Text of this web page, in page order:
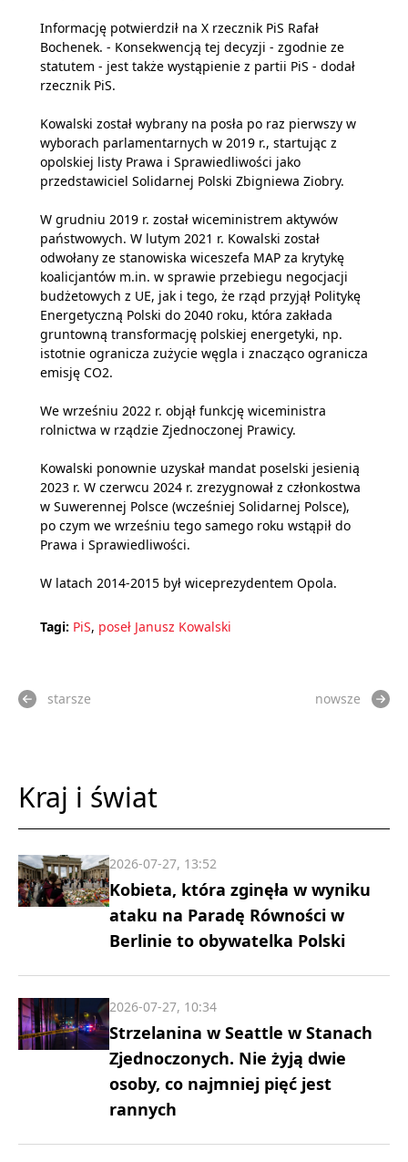
Informację potwierdził na X rzecznik PiS Rafał
Bochenek. - Konsekwencją tej decyzji - zgodnie ze
statutem - jest także wystąpienie z partii PiS - dodał
rzecznik PiS.
Kowalski został wybrany na posła po raz pierwszy w
wyborach parlamentarnych w 2019 r., startując z
opolskiej listy Prawa i Sprawiedliwości jako
przedstawiciel Solidarnej Polski Zbigniewa Ziobry.
W grudniu 2019 r. został wiceministrem aktywów
państwowych. W lutym 2021 r. Kowalski został
odwołany ze stanowiska wiceszefa MAP za krytykę
koalicjantów m.in. w sprawie przebiegu negocjacji
budżetowych z UE, jak i tego, że rząd przyjął Politykę
Energetyczną Polski do 2040 roku, która zakłada
gruntowną transformację polskiej energetyki, np.
istotnie ogranicza zużycie węgla i znacząco ogranicza
emisję CO2.
We wrześniu 2022 r. objął funkcję wiceministra
rolnictwa w rządzie Zjednoczonej Prawicy.
Kowalski ponownie uzyskał mandat poselski jesienią
2023 r. W czerwcu 2024 r. zrezygnował z członkostwa
w Suwerennej Polsce (wcześniej Solidarnej Polsce),
po czym we wrześniu tego samego roku wstąpił do
Prawa i Sprawiedliwości.
W latach 2014-2015 był wiceprezydentem Opola.
Tagi: PiS, poseł Janusz Kowalski
starsze nowsze
Kraj i świat
Kobieta, która zginęła w wyniku
ataku na Paradę Równości w
Berlinie to obywatelka Polski
2026-07-27, 13:52
Strzelanina w Seattle w Stanach
Zjednoczonych. Nie żyją dwie
osoby, co najmniej pięć jest
rannych
2026-07-27, 10:34